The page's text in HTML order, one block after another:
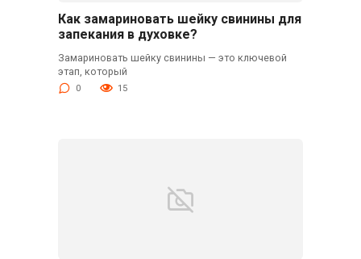
Как замариновать шейку свинины для
запекания в духовке?
Замариновать шейку свинины — это ключевой
этап, который
0 15